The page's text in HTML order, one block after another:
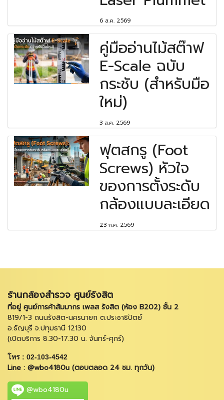
6 ส.ค. 2569
คู่มืออ่านไม้สต๊าฟ
E-Scale ฉบับ
กระชับ (สำหรับมือ
ใหม่)
3 ส.ค. 2569
ฟุตสกรู (Foot
Screws) หัวใจ
ของการตั้งระดับ
กล้องแบบละเอียด
23 ก.ค. 2569
ร้านกล้องสำรวจ ศูนย์รังสิต
ที่อยู่ ศูนย์การค้าสัมมากร เพลส รังสิต (ห้อง B202) ชั้น 2
819/1-3 ถนนรังสิต-นครนายก ต.ประชาธิปัตย์
อ.ธัญบุรี จ.ปทุมธานี 12130
(เปิดบริการ 8.30-17.30 น. จันทร์-ศุกร์)
โทร : 02-103-4542
Line : @wbo4180u (ตอบตลอด 24 ชม. ทุกวัน)
@wbo4180u